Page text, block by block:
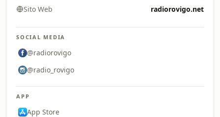
Sito Web radiorovigo.net
SOCIAL MEDIA
@radiorovigo
@radio_rovigo
APP
App Store